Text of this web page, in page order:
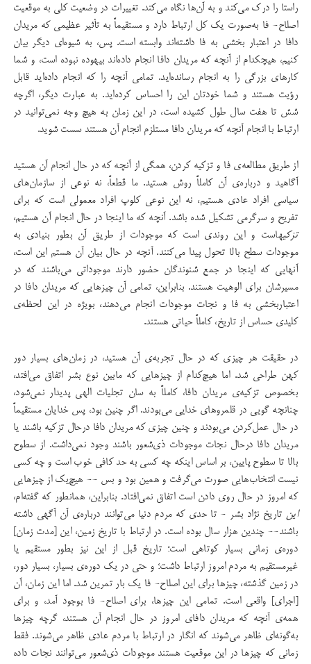
راستا را درک می‌کند و به آن‌ها نگاه می‌کند. تغییرات در وضعیت کلی به موقعیت
اصلاح- فا به‌صورت یک کل ارتباط دارد و مستقیماً به تأثیر عظیمی که مریدان
دافا در اعتبار بخشی به فا داشته‌اند وابسته است. پس، به شیوه‌ای دیگر بیان
کنیم، هیچکدام از آنچه که مریدان دافا انجام داده‌اند بیهوده نبوده است، و شما
کارهای بزرگی را به انجام رسانده‌اید. تمامی آنچه را که انجام داده‌اید قابل
رؤیت هستند و شما خودتان این را احساس کرده‌اید. به عبارت دیگر، اگرچه
شش تا هفت سال طول کشیده است، در این زمان به هیچ وجه نمی‌توانید در
ارتباط با انجام آنچه که مریدان دافا مستلزم انجام آن هستند سست شوید.
از طریق مطالعه‌ی فا و تزکیه‌ کردن، همگی از آنچه که در حال انجام آن هستید
آگاهید و درباره‌ی آن کاملاً روش هستید. ما قطعاً، نه نوعی از سازمان‌های
سیاسی افراد عادی هستیم، نه این نوعی کلوپ افراد معمولی است که برای
تفریح و سرگرمی تشکیل شده باشد. آنچه که ما اینجا در حال انجام آن هستیم،
تزکیهاست و این روندی است که موجودات از طریق آن بطور بنیادی به
موجودات سطح بالا تحول پیدا می‌کنند. آنچه در حال بیان آن هستم این است،
آنهایی که اینجا در جمع شنوندگان حضور دارند موجوداتی می‌باشند که در
مسیرشان برای الوهیت هستند. بنابراین، تمامی آن چیزهایی که مریدان دافا در
اعتباربخشی به فا و نجات موجودات انجام می‌دهند، بویژه در این لحظه‌ی
کلیدی حساس از تاریخ، کاملاً حیاتی هستند.
در حقیقت هر چیزی که در حال تجربه‌ی آن هستید، در زمان‌های بسیار دور
کهن طراحی شد. اما هیچ‌کدام از چیزهایی که مابین نوع بشر اتفاق می‌افتد،
بخصوص تزکیه‌ی مریدان دافا، کاملاً به سان تجلیات الهی پدیدار نمی‌شود،
چنانچه گویی در قلمروهای خدایی می‌بودند. اگر چنین بود، پس خدایان مستقیماً
در حال عمل‌کردن می‌بودند و چنین چیزی که مریدان دافا درحال تزکیه باشند یا
مریدان دافا درحال نجات موجودات ذی‌شعور باشند وجود نمی‌داشت. از سطوح
بالا تا سطوح پایین، بر اساس اینکه چه کسی به حد کافی خوب است و چه کسی
نیست انتخاب‌هایی صورت می‌گرفت و همین بود و بس -- هیچ‌یک از چیزهایی
که امروز در حال روی دادن است اتفاق نمی‌افتاد. بنابراین، همانطور که گفته‌ام،
اینتاریخ نژاد بشر - تا حدی که مردم دنیا می‌توانند درباره‌ی آن آگهی داشته
باشند-- چندین هزار سال بوده است. در ارتباط با تاریخ زمین، این [مدت زمان]
دوره‌ی زمانی بسیار کوتاهی است؛ تاریخ قبل از این نیز بطور مستقیم یا
غیرمستقیم به مردم امروز ارتباط داشت؛ و حتی در یک دوره‌ی بسیار، بسیار دور،
در زمین گذشته، چیزها برای این اصلاح- فا یک بار تمرین شد. اما این زمان، آن
[اجرای] واقعی است. تمامی این چیزها، برای اصلاح- فا بوجود آمد، و برای
همه‌ی آنچه که مریدان دافای امروز در حال انجام آن هستند، گرچه چیزها
به‌گونه‌ای ظاهر می‌شوند که انگار در ارتباط با مردم عادی ظاهر می‌شوند. فقط
زمانی که چیزها در این موقعیت هستند موجودات ذی‌شعور می‌توانند نجات داده